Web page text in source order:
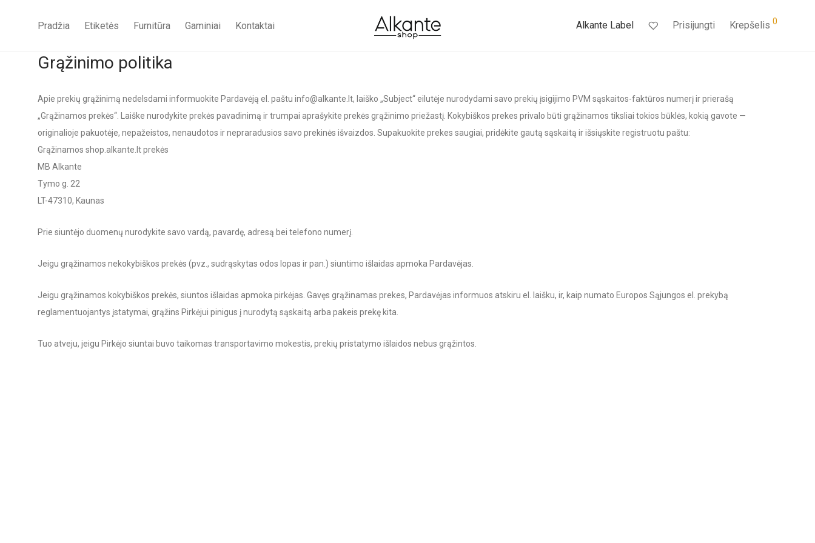
Pradžia Etiketės Furnitūra Gaminiai Kontaktai Alkante Label Prisijungti Krepšelis 0
Grąžinimo politika
Apie prekių grąžinimą nedelsdami informuokite Pardavėją el. paštu info@alkante.lt, laiško „Subject“ eilutėje nurodydami savo prekių įsigijimo PVM sąskaitos-faktūros numerį ir prierašą
„Grąžinamos prekės“. Laiške nurodykite prekės pavadinimą ir trumpai aprašykite prekės grąžinimo priežastį. Kokybiškos prekes privalo būti grąžinamos tiksliai tokios būklės, kokią gavote —
originalioje pakuotėje, nepažeistos, nenaudotos ir nepraradusios savo prekinės išvaizdos. Supakuokite prekes saugiai, pridėkite gautą sąskaitą ir išsiųskite registruotu paštu:
Grąžinamos shop.alkante.lt prekės
MB Alkante
Tymo g. 22
LT-47310, Kaunas
Prie siuntėjo duomenų nurodykite savo vardą, pavardę, adresą bei telefono numerį.
Jeigu grąžinamos nekokybiškos prekės (pvz., sudrąskytas odos lopas ir pan.) siuntimo išlaidas apmoka Pardavėjas.
Jeigu grąžinamos kokybiškos prekės, siuntos išlaidas apmoka pirkėjas. Gavęs grąžinamas prekes, Pardavėjas informuos atskiru el. laišku, ir, kaip numato Europos Sąjungos el. prekybą
reglamentuojantys įstatymai, grąžins Pirkėjui pinigus į nurodytą sąskaitą arba pakeis prekę kita.
Tuo atveju, jeigu Pirkėjo siuntai buvo taikomas transportavimo mokestis, prekių pristatymo išlaidos nebus grąžintos.